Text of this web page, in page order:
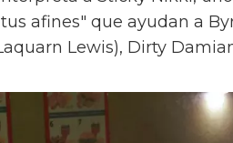
afines" que ayudan a
Lewis), Dirty